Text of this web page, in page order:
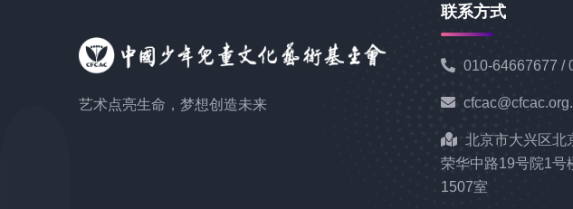
艺术点亮生命，梦想创造未来
联系方式
010-64667677 /
北京市大兴区北
荣华中路19号院1号
1507室